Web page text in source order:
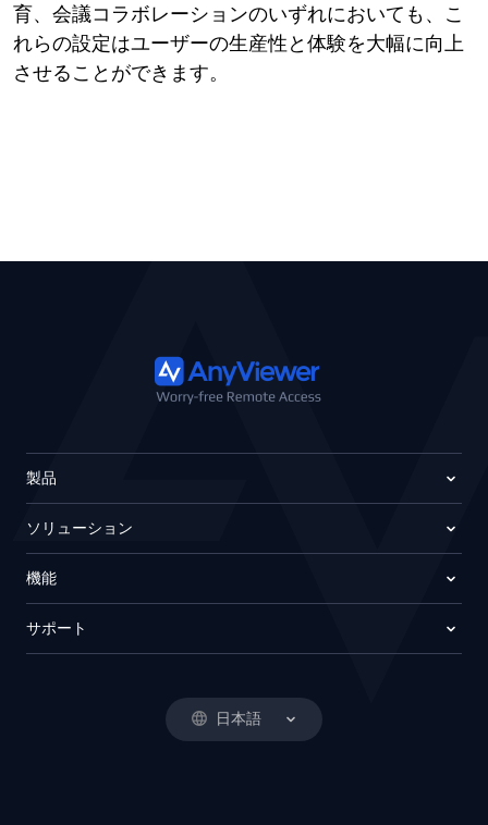
育、会議コラボレーションのいずれにおいても、こ
れらの設定はユーザーの生産性と体験を大幅に向上
させることができます。
日本語
製品
ソリューション
機能
サポート